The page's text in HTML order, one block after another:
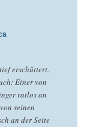
erschüttert.
Einer von
ratlos an
seinen
an der Seite